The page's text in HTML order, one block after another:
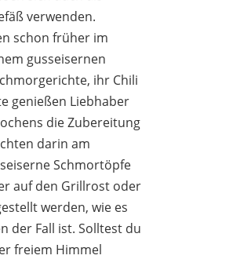
verwenden.
schon früher im
gusseisernen
ihr Chili
genießen Liebhaber
die Zubereitung
darin am
Schmortöpfe
auf den Grillrost oder
werden, wie es
der Fall ist. Solltest du
freiem Himmel